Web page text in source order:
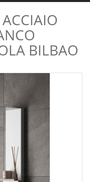
BILBAO